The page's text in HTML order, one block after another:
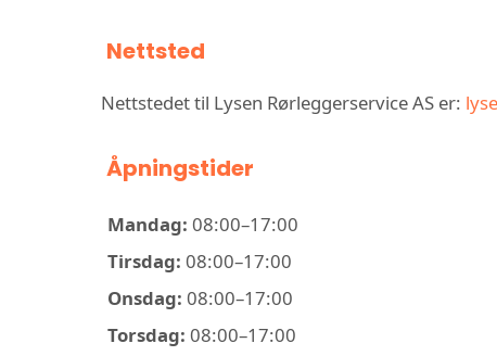
Nettsted
Nettstedet til Lysen Rørleggerservice AS er:
Åpningstider
Mandag: 08:00–17:00
Tirsdag: 08:00–17:00
Onsdag: 08:00–17:00
Torsdag: 08:00–17:00